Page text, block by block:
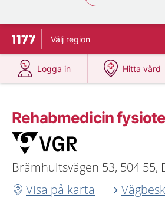
Till startsidan för 1177
Välj region
Logga in
på 1177.se
Hitta vård
på
Rehabmedicin
Brämhultsvägen 53, 504 55,
Visa på karta